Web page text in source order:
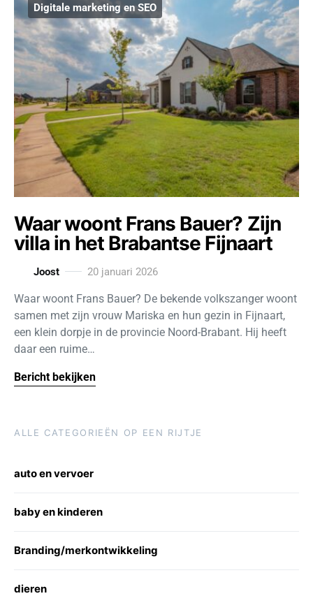
Digitale marketing en SEO
Waar woont Frans Bauer? Zijn
villa in het Brabantse Fijnaart
Joost 20 januari 2026
Waar woont Frans Bauer? De bekende volkszanger woont
samen met zijn vrouw Mariska en hun gezin in Fijnaart,
een klein dorpje in de provincie Noord-Brabant. Hij heeft
daar een ruime…
Bericht bekijken
ALLE CATEGORIEËN OP EEN RIJTJE
auto en vervoer
baby en kinderen
Branding/merkontwikkeling
dieren